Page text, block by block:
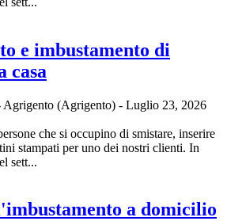
e imbustamento di
casa
Agrigento (Agrigento) - Luglio 23, 2026
che si occupino di smistare, inserire
stampati per uno dei nostri clienti. In
sett...
a domicilio